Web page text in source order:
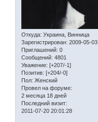
Откуда: Украина, Винница
Зарегистрирован: 2009-05-03
Приглашений: 0
Сообщений: 4801
Уважение: [+207/-1]
Позитив: [+204/-0]
Пол: Женский
Провел на форуме:
2 месяца 18 дней
Последний визит:
2011-07-20 20:01:28